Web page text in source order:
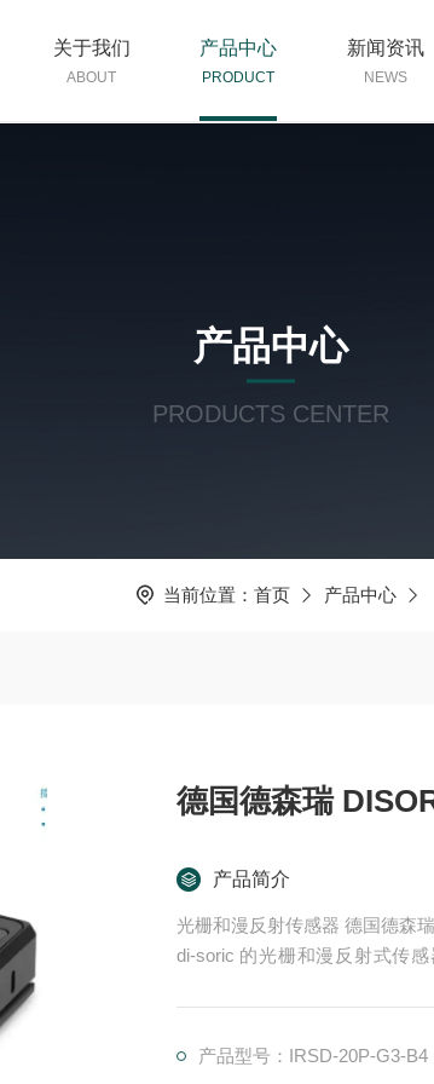
关于我们
ABOUT
产品中心
PRODUCT
新闻资讯
NEWS
产品中心
PRODUCTS CENTER
当前位置： 首页 产品中心
德国德森瑞
产品简介
光栅和漫反射传感器 德国德森
di-soric 的光栅和漫反射式传
产品型号：IRSD-20P-G3-B4